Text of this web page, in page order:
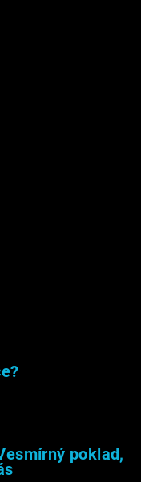
poklad,